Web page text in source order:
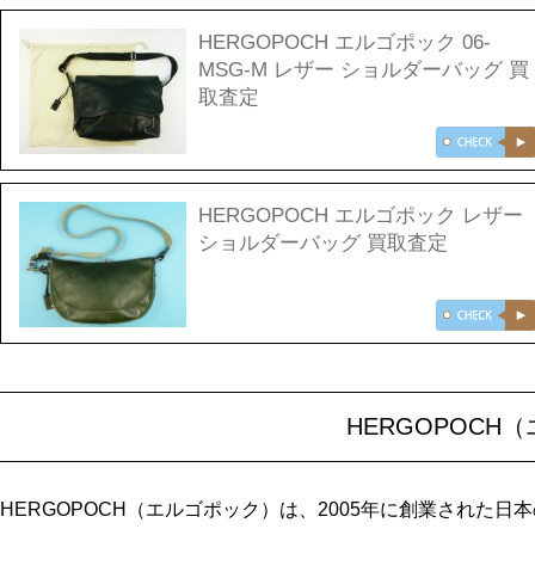
HERGOPOCH エルゴポック 06-
MSG-M レザー ショルダーバッグ 買
取査定
HERGOPOCH エルゴポック レザー
ショルダーバッグ 買取査定
HERGOPOCH
HERGOPOCH（エルゴポック）は、2005年に創業された日